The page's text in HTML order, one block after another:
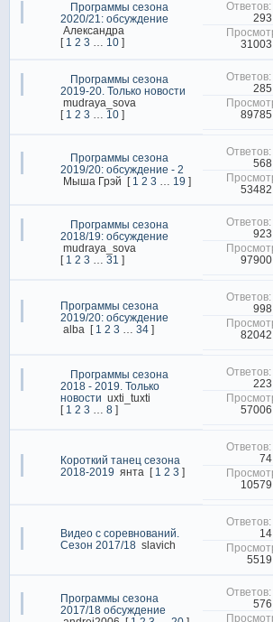
Программы сезона
2020/21: обсуждение
Александра
[ 1 2 3 10 ]
293
31003
Программы сезона
2019-20. Только новости
mudraya_sova
[ 1 2 3 10 ]
285
89785
Программы сезона
2019/20: обсуждение - 2
Мыша Грэй
[ 1 2 3 19 ]
568
53482
Программы сезона
2018/19: обсуждение
mudraya_sova
[ 1 2 3 31 ]
923
97900
Программы сезона
2019/20: обсуждение
alba
[ 1 2 3 34 ]
998
82042
Программы сезона
2018 - 2019. Только
новости uxti_tuxti
[ 1 2 3 8 ]
223
57006
Короткий танец сезона
2018-2019 янта [ 1 2 3 ]
74
10579
Видео с соревнований.
Сезон 2017/18 slavich
14
5519
Программы сезона
2017/18 обсуждение
576